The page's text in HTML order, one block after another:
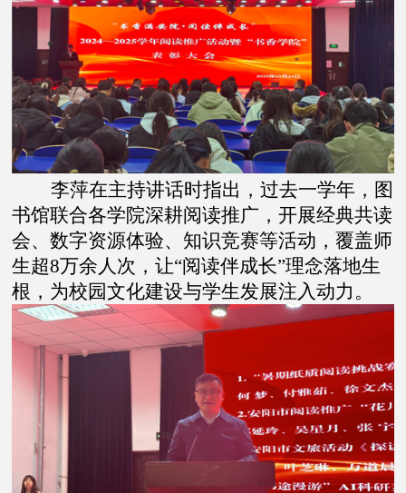
李萍在主持讲话时指出，过去一学年，图
书馆联合各学院深耕阅读推广，开展经典共读
会、数字资源体验、知识竞赛等活动，覆盖师
生超8万余人次，让“阅读伴成长”理念落地生
根，为校园文化建设与学生发展注入动力。